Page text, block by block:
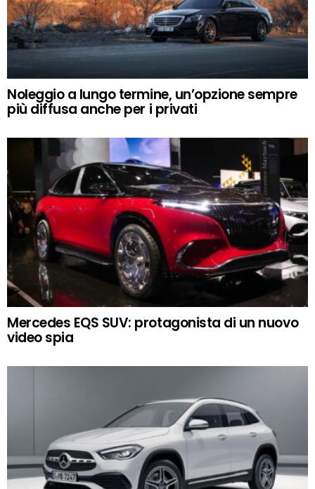
Noleggio a lungo termine, un’opzione sempre
più diffusa anche per i privati
Mercedes EQS SUV: protagonista di un nuovo
video spia